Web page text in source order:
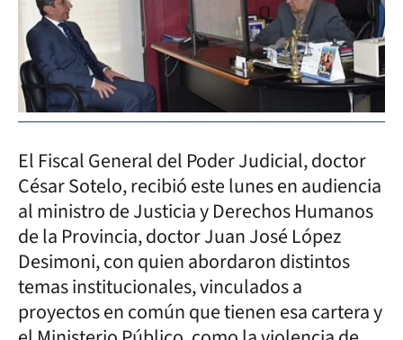
El Fiscal General del Poder Judicial, doctor
César Sotelo, recibió este lunes en audiencia
al ministro de Justicia y Derechos Humanos
de la Provincia, doctor Juan José López
Desimoni, con quien abordaron distintos
temas institucionales, vinculados a
proyectos en común que tienen esa cartera y